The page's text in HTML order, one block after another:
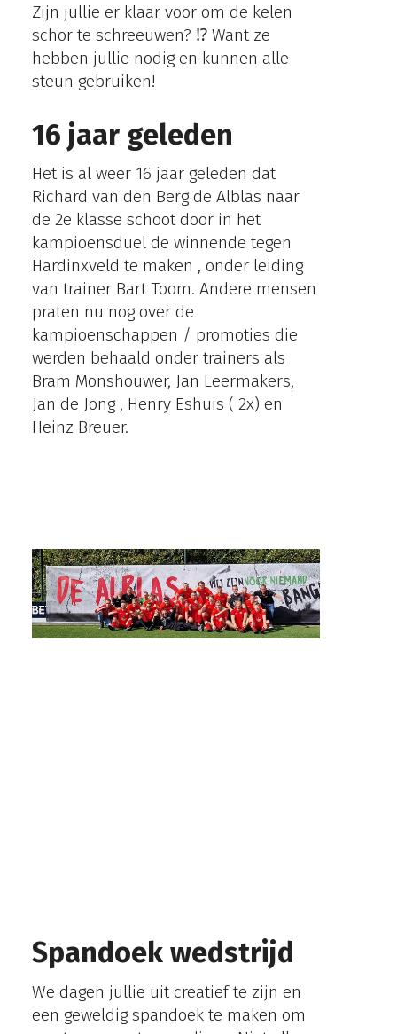
Zijn jullie er klaar voor om de kelen
schor te schreeuwen? ⁉️ Want ze
hebben jullie nodig en kunnen alle
steun gebruiken!
16 jaar geleden
Het is al weer 16 jaar geleden dat
Richard van den Berg de Alblas naar
de 2e klasse schoot door in het
kampioensduel de winnende tegen
Hardinxveld te maken , onder leiding
van trainer Bart Toom. Andere mensen
praten nu nog over de
kampioenschappen / promoties die
werden behaald onder trainers als
Bram Monshouwer, Jan Leermakers,
Jan de Jong , Henry Eshuis ( 2x) en
Heinz Breuer.
Spandoek wedstrijd
We dagen jullie uit creatief te zijn en
een geweldig spandoek te maken om